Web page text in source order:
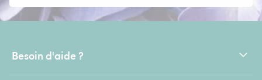
Besoin d'aide ?